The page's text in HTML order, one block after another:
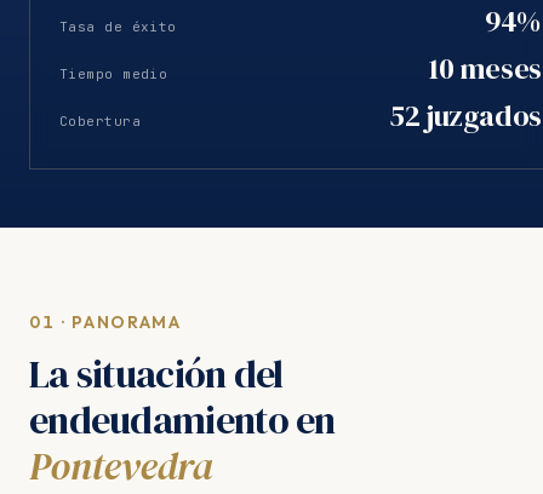
Tasa de éxito 94%
Tiempo medio 10 meses
Cobertura 52 juzgados
01 · PANORAMA
La situación del
endeudamiento en
Pontevedra